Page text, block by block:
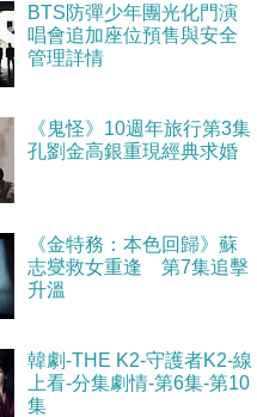
BTS防彈少年團光化門演
唱會追加座位預售與安全
管理詳情
《鬼怪》10週年旅行第3集
孔劉金高銀重現經典求婚
《金特務：本色回歸》蘇
志燮救女重逢 第7集追擊
升溫
韓劇-THE K2-守護者K2-線
上看-分集劇情-第6集-第10
集